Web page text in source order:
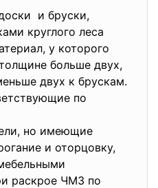
и бруски,
круглого леса
у которого
больше двух,
двух к брускам.
по
но имеющие
и оторцовку,
раскрое ЧМЗ по